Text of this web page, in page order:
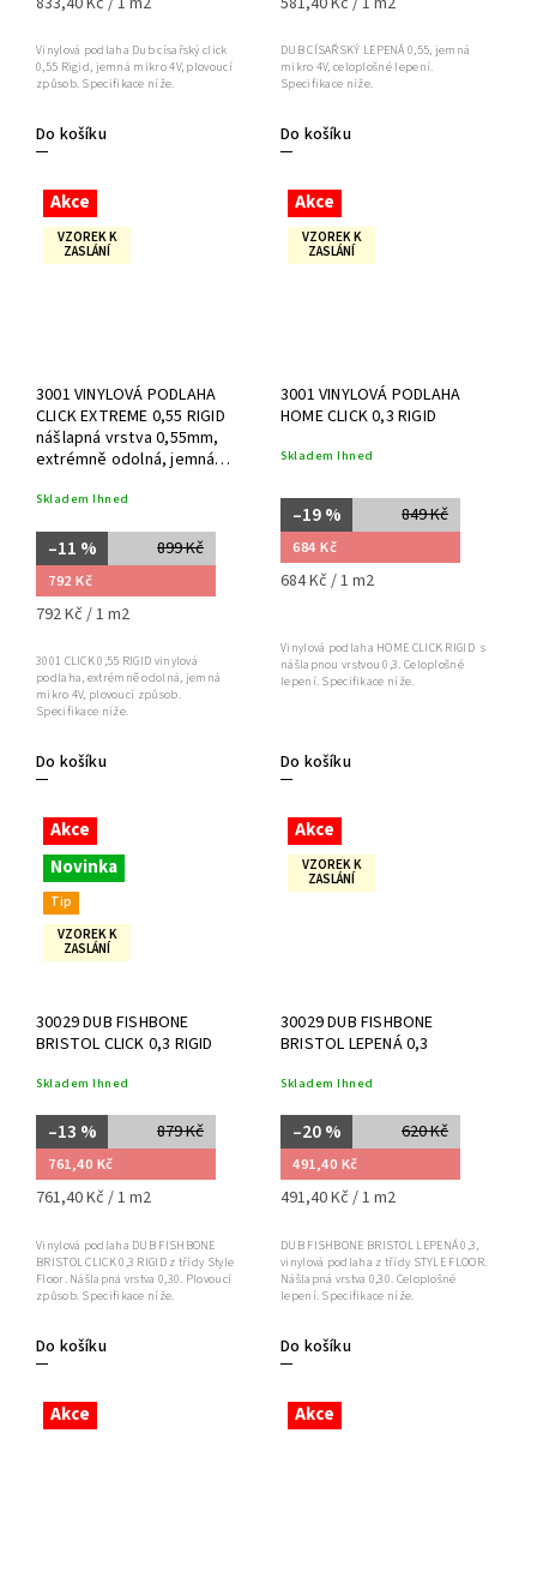
Do košíku
Vinylová podlaha Dub císařský click
0,55 Rigid, jemná mikro 4V, plovoucí
způsob. Specifikace níže.
Do košíku
DUB CÍSAŘSKÝ LEPENÁ 0,55, jemná
mikro 4V, celoplošné lepení.
Specifikace níže.
Akce
VZOREK K
ZASLÁNÍ
3001 VINYLOVÁ PODLAHA
CLICK EXTREME 0,55 RIGID
nášlapná vrstva 0,55mm,
extrémně odolná, jemná
Skladem Ihned
899 Kč
–11 %
792 Kč
792 Kč / 1 m2
Do košíku
3001 CLICK 0,55 RIGID vinylová
podlaha, extrémně odolná, jemná
mikro 4V, plovoucí způsob.
Specifikace níže.
Akce
VZOREK K
ZASLÁNÍ
3001 VINYLOVÁ PODLAHA
HOME CLICK 0,3 RIGID
Skladem Ihned
849 Kč
–19 %
684 Kč
684 Kč / 1 m2
Do košíku
Vinylová podlaha HOME CLICK RIGID s
nášlapnou vrstvou 0,3. Celoplošné
lepení. Specifikace níže.
Akce
Novinka
Tip
VZOREK K
ZASLÁNÍ
30029 DUB FISHBONE
BRISTOL CLICK 0,3 RIGID
Skladem Ihned
879 Kč
–13 %
761,40 Kč
761,40 Kč / 1 m2
Do košíku
Vinylová podlaha DUB FISHBONE
BRISTOL CLICK 0,3 RIGID z třídy Style
Floor. Nášlapná vrstva 0,30. Plovoucí
způsob. Specifikace níže.
Akce
VZOREK K
ZASLÁNÍ
30029 DUB FISHBONE
BRISTOL LEPENÁ 0,3
Skladem Ihned
620 Kč
–20 %
491,40 Kč
491,40 Kč / 1 m2
Do košíku
DUB FISHBONE BRISTOL LEPENÁ 0,3,
vinylová podlaha z třídy STYLE FLOOR.
Nášlapná vrstva 0,30. Celoplošné
lepení. Specifikace níže.
Akce Akce